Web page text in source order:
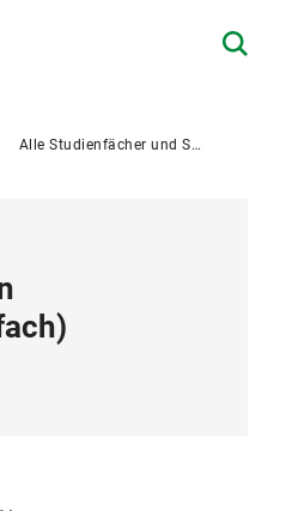
Alle Studienfächer und Studiengänge
)